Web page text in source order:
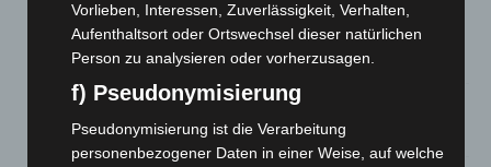
Mann läuft mit Hockeyschläger über A7 – Polizei sucht
Zeugen
5. August 2026
Celle: Mensch stirbt bei Bagger-Unfall auf Baustelle
5. August 2026
Vorlieben, Interessen, Zuverlässigkeit, Verhalten,
Aufenthaltsort oder Ortswechsel dieser natürlichen
Person zu analysieren oder vorherzusagen.
f) Pseudonymisierung
Pseudonymisierung ist die Verarbeitung
personenbezogener Daten in einer Weise, auf welche